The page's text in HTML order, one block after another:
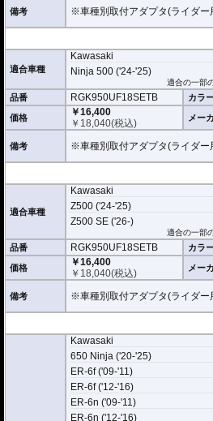
備考 ※車種別取付アダプタ(ライダー
適合車種
Kawasaki
Ninja 500 ('24-'25)
適合の一部
品番 RGK950UF18SETB カラ
価格
￥16,400
￥ 18,040(税込) メー
備考 ※車種別取付アダプタ(ライダー
適合車種
Kawasaki
Z500 ('24-'25)
Z500 SE ('26-)
適合の一部
品番 RGK950UF18SETB カラ
価格
￥16,400
￥ 18,040(税込) メー
備考 ※車種別取付アダプタ(ライダー
Kawasaki
650 Ninja ('20-'25)
ER-6f ('09-'11)
ER-6f ('12-'16)
ER-6n ('09-'11)
ER-6n ('12-'16)